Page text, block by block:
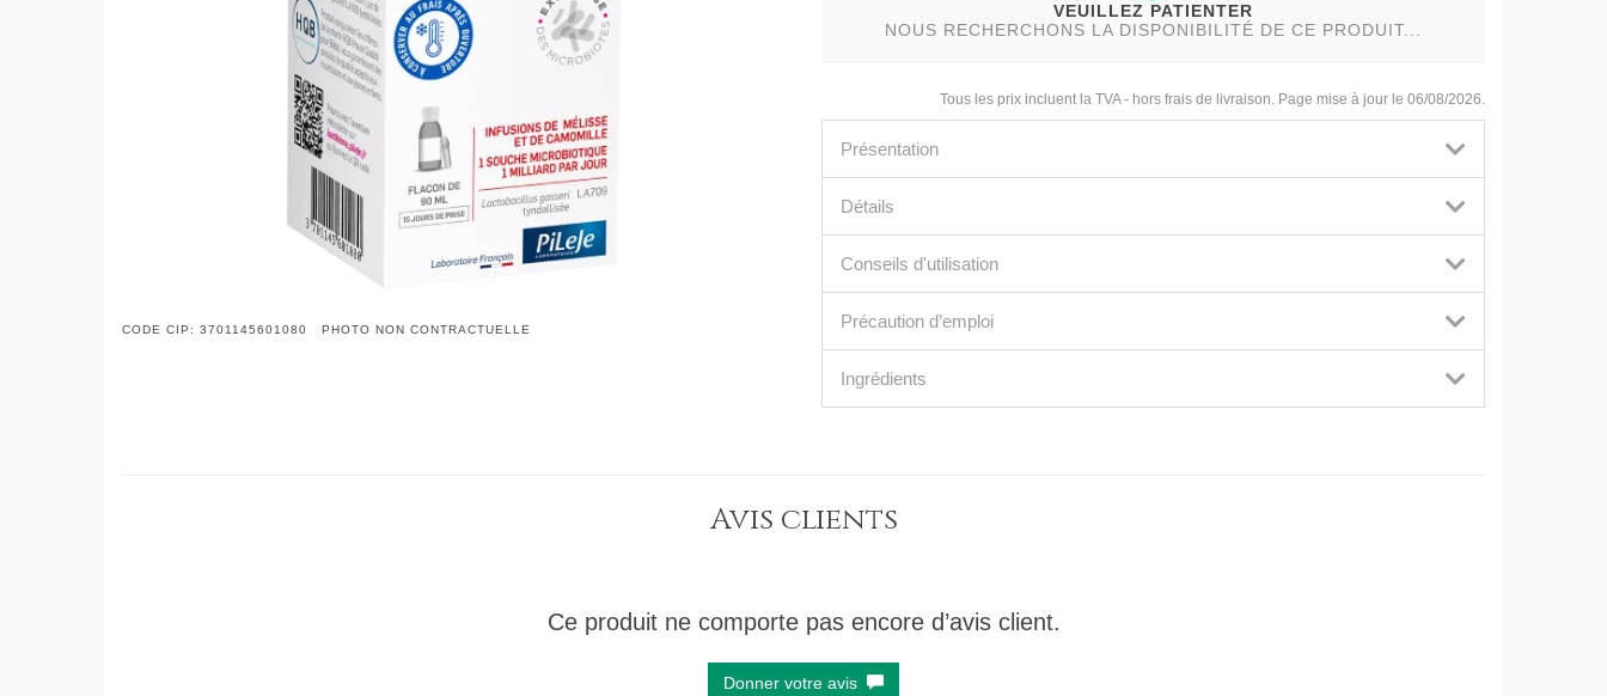
CODE CIP: 3701145601080 PHOTO NON CONTRACTUELLE
VEUILLEZ PATIENTER
NOUS RECHERCHONS LA DISPONIBILITÉ DE CE PRODUIT...
Tous les prix incluent la TVA - hors frais de livraison. Page mise à jour le 06/08/2026.
Présentation
Détails
Conseils d'utilisation
Précaution d’emploi
Ingrédients
Avis clients
Ce produit ne comporte pas encore d’avis client.
Donner votre avis